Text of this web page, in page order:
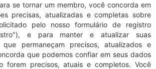
se tornar um membro, você concorda em
precisas, atualizadas e completas sobre
pelo nosso formulário de registro
e para manter e atualizar suas
que permaneçam precisos, atualizados e
que podemos confiar em seus dados
forem precisos, atuais e completos. Você